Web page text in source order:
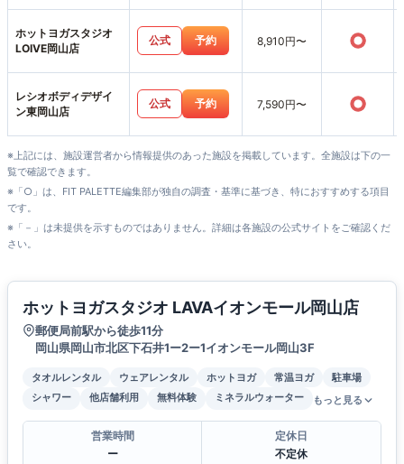
ホットヨガスタジオ
LOIVE岡山店
公式 予約 8,910円〜 ○
レシオボディデザイ
ン東岡山店
公式 予約 7,590円〜 ○
※上記には、施設運営者から情報提供のあった施設を掲載しています。全施設は下の一
覧で確認できます。
※「○」は、FIT PALETTE編集部が独自の調査・基準に基づき、特におすすめする項目
です。
※「－」は未提供を示すものではありません。詳細は各施設の公式サイトをご確認くだ
さい。
ホットヨガスタジオ LAVAイオンモール岡山店
郵便局前駅から徒歩11分
岡山県岡山市北区下石井1ー2ー1イオンモール岡山3F
タオルレンタル ウェアレンタル ホットヨガ 常温ヨガ
駐車場
シャワー
他店舗利用 無料体験 ミネラルウォーター もっと見る
営業時間
ー
定休日
不定休